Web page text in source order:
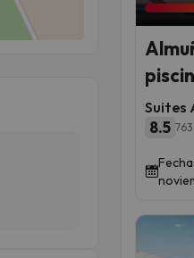
Suites
8.5